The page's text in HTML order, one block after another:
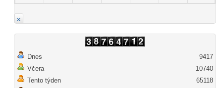
×
Dnes
Včera
Tento týden
9417
10740
65118